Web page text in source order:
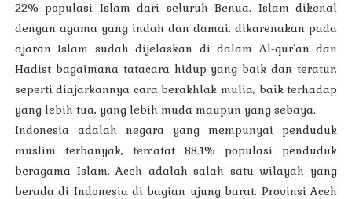
22% populasi Islam dari seluruh Benua. Islam dikenal
dengan agama yang indah dan damai, dikarenakan pada
ajaran Islam sudah dijelaskan di dalam Al-qur’an dan
Hadist bagaimana tatacara hidup yang baik dan teratur,
seperti diajarkannya cara berakhlak mulia, baik terhadap
yang lebih tua, yang lebih muda maupun yang sebaya.
Indonesia adalah negara yang mempunyai penduduk
muslim terbanyak, tercatat 88.1% populasi penduduk
beragama Islam. Aceh adalah salah satu wilayah yang
berada di Indonesia di bagian ujung barat. Provinsi Aceh